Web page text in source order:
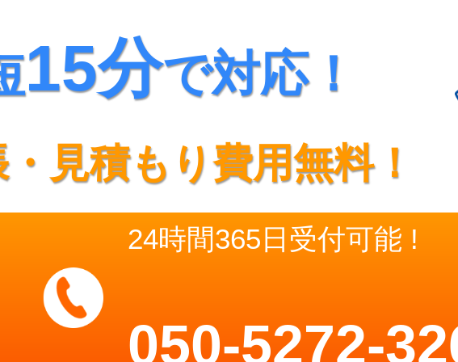
15分で対応！
見積もり費用無料！
24時間365日受付可能 !
050-5272-